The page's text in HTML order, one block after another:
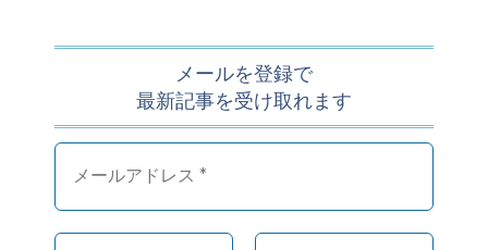
メールを登録で
最新記事を受け取れます